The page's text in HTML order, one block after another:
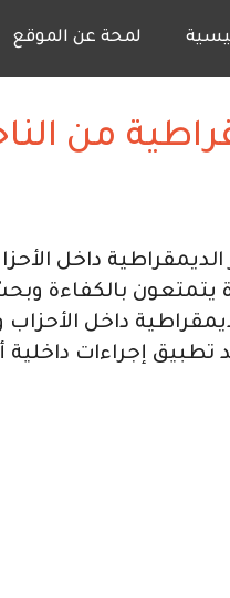
لمحة عن الموقع
من
الديمقراطية داخل
يتمتعون بالكفاءة
داخل
تطبيق إجراءات